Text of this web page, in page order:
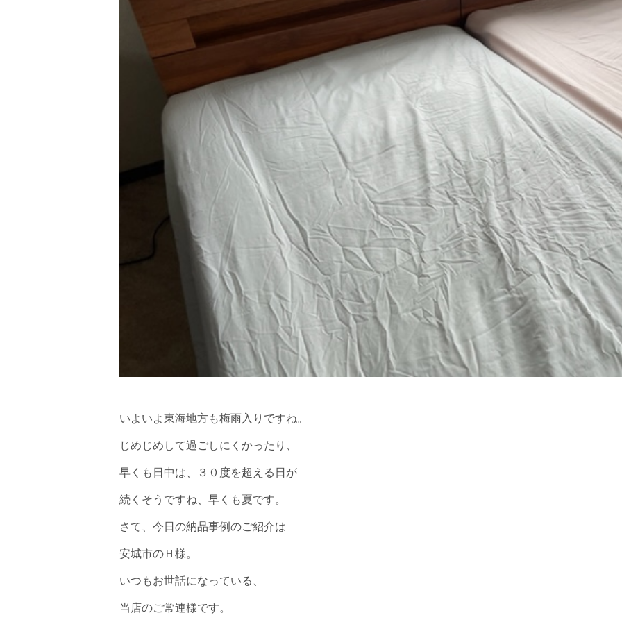
いよいよ東海地方も梅雨入りですね。
じめじめして過ごしにくかったり、
早くも日中は、３０度を超える日が
続くそうですね、早くも夏です。
さて、今日の納品事例のご紹介は
安城市のＨ様。
いつもお世話になっている、
当店のご常連様です。